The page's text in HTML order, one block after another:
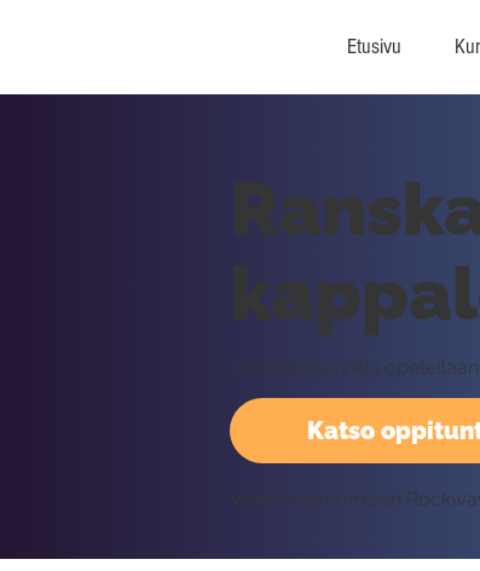
Etusivu
Katso
Tällä oppitunnilla
Vaatii kirjautumisen